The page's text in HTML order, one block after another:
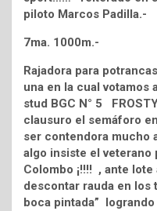
piloto Marcos Padilla.-
7ma. 1000m.-
Rajadora para
una en la cual votamos
stud BGC N° 5
clausuro el semáforo
ser contendora mucho
algo insiste el
Colombo ¡!!!! , ante
descontar rauda en los
boca pintada”